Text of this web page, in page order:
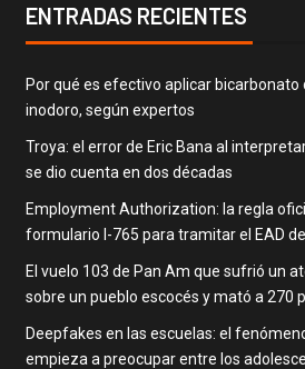
ENTRADAS RECIENTES
Por qué es efectivo aplicar bicarbonato
inodoro, según expertos
Troya: el error de Eric Bana al
se dio cuenta en dos décadas
Employment Authorization: la regla
formulario I-765 para tramitar el EAD de
El vuelo 103 de Pan Am que sufrió un
sobre un pueblo escocés y mató a 270
Deepfakes en las escuelas: el
empieza a preocupar entre los